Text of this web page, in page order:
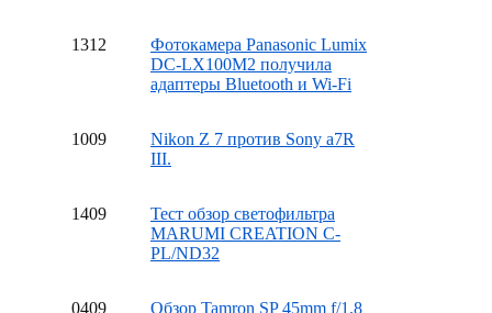
1312
Фотокамера Panasonic Lumix
DC-LX100M2 получила
адаптеры Bluetooth и Wi-Fi
1009
Nikon Z 7 против Sony a7R
III.
1409
Тест обзор светофильтра
MARUMI CREATION C-
PL/ND32
0409
Обзор Tamron SP 45mm f/1.8